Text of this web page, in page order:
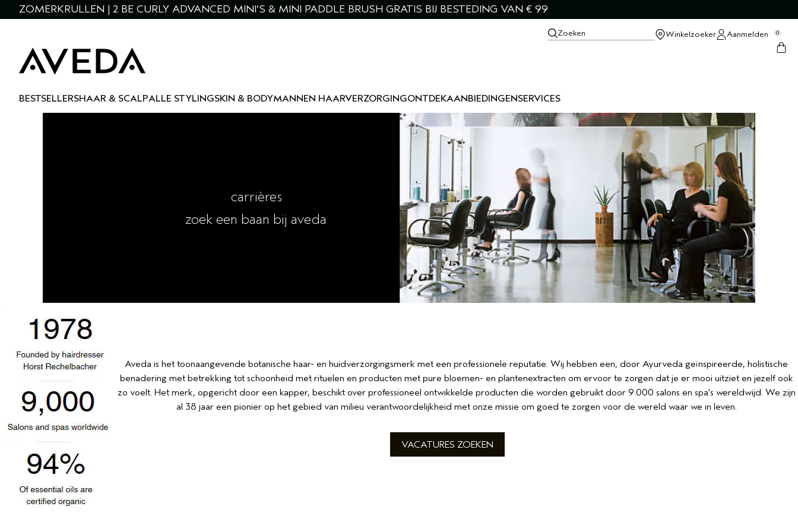
ZOMERKRULLEN | 2 BE CURLY ADVANCED MINI’S & MINI PADDLE BRUSH GRATIS BIJ BESTEDING VAN € 99
Zoeken Winkelzoeker Aanmelden 0
BESTSELLERSHAAR & SCALPALLE STYLINGSKIN & BODYMANNEN HAARVERZORGINGONTDEKAANBIEDINGENSERVICES
carrières
zoek een baan bij aveda
Aveda is het toonaangevende botanische haar- en huidverzorgingsmerk met een professionele reputatie. Wij hebben een, door Ayurveda geïnspireerde, holistische
benadering met betrekking tot schoonheid met rituelen en producten met pure bloemen- en plantenextracten om ervoor te zorgen dat je er mooi uitziet en jezelf ook
zo voelt. Het merk, opgericht door een kapper, beschikt over professioneel ontwikkelde producten die worden gebruikt door 9.000 salons en spa's wereldwijd. We zijn
al 38 jaar een pionier op het gebied van milieu verantwoordelijkheid met onze missie om goed te zorgen voor de wereld waar we in leven.
VACATURES ZOEKEN